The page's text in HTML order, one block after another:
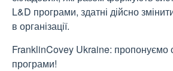
L&D програми, здатні дійсно
в організації.
FranklinCovey Ukraine: пропонуємо
програми!